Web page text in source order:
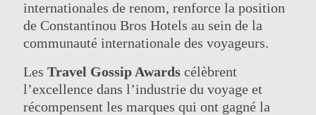
internationales de renom, renforce la position
de Constantinou Bros Hotels au sein de la
communauté internationale des voyageurs.
Les Travel Gossip Awards célèbrent
l’excellence dans l’industrie du voyage et
récompensent les marques qui ont gagné la